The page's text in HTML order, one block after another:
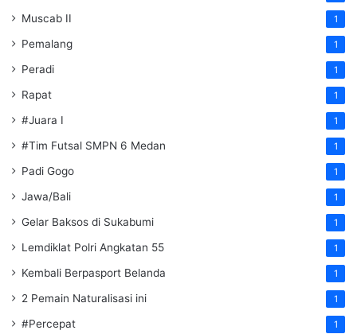
Muscab II 1
Pemalang 1
Peradi 1
Rapat 1
#Juara I 1
#Tim Futsal SMPN 6 Medan 1
Padi Gogo 1
Jawa/Bali 1
Gelar Baksos di Sukabumi 1
Lemdiklat Polri Angkatan 55 1
Kembali Berpasport Belanda 1
2 Pemain Naturalisasi ini 1
#Percepat 1